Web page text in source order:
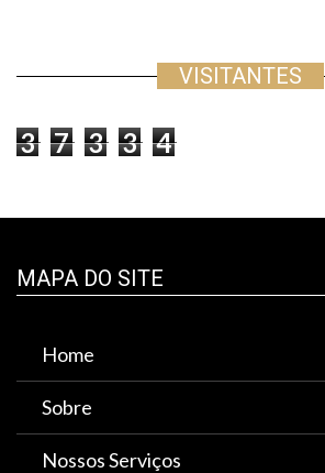
VISITANTES
3 7 3 3 4
MAPA DO SITE
Home
Sobre
Nossos Serviços